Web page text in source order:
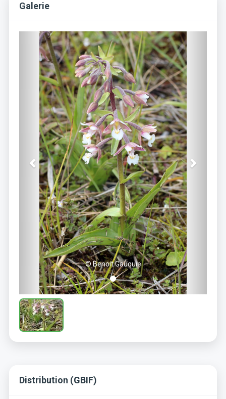
Galerie
© Benoit Gauquie
Previous
Distribution (GBIF)